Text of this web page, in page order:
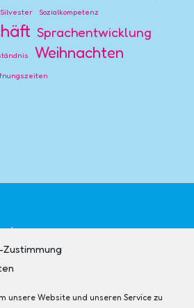
Zustimmung
unsere Website und unseren Service zu
Silvester Sozialkompetenz
Sprachentwicklung
Weihnachten
Impressum
Kontakt
+ Widerruf